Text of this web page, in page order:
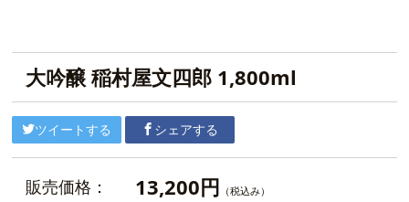
大吟醸 稲村屋文四郎 1,800ml
ツイートする シェアする
販売価格： 13,200円 （税込み）